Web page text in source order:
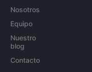
Nosotros
Equipo
Nuestro
blog
Contacto